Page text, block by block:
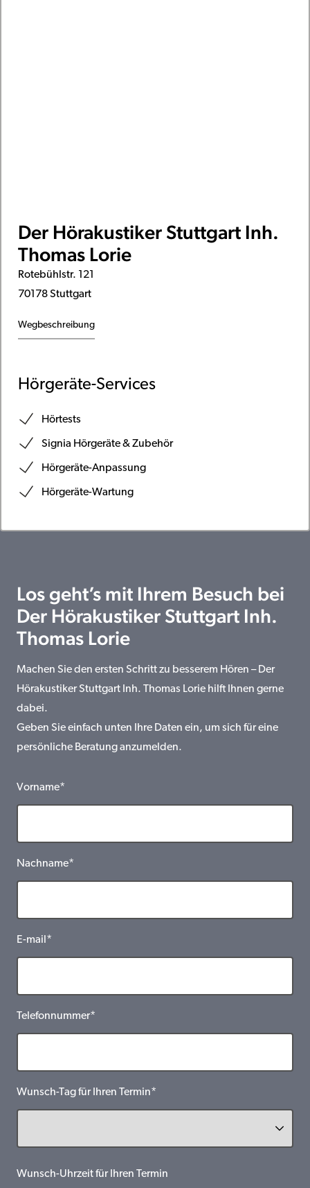
Der Hörakustiker Stuttgart Inh.
Thomas Lorie
Rotebühlstr. 121
70178 Stuttgart
Wegbeschreibung
Hörgeräte-Services
Hörtests
Signia Hörgeräte & Zubehör
Hörgeräte-Anpassung
Hörgeräte-Wartung
Los geht’s mit Ihrem Besuch bei
Der Hörakustiker Stuttgart Inh.
Thomas Lorie
Machen Sie den ersten Schritt zu besserem Hören – Der
Hörakustiker Stuttgart Inh. Thomas Lorie hilft Ihnen gerne
dabei.
Geben Sie einfach unten Ihre Daten ein, um sich für eine
persönliche Beratung anzumelden.
Vorname*
Nachname*
E-mail*
Telefonnummer*
Wunsch-Tag für Ihren Termin*
Wunsch-Uhrzeit für Ihren Termin